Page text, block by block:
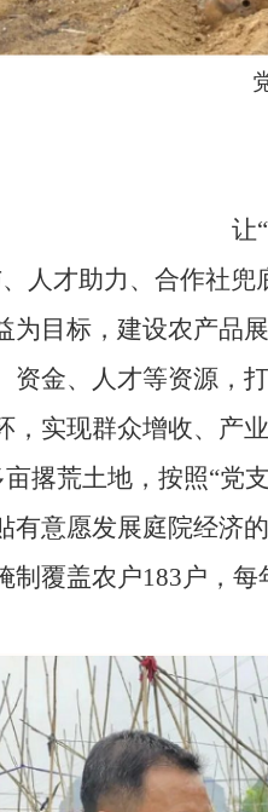
让
人才助力、合作社
为目标，建设农产品
资金、人才等资源
实现群众增收、产业
亩撂荒土地，按照“党
有意愿发展庭院经济
制覆盖农户183户，每